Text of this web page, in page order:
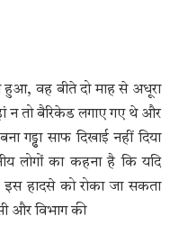
हुआ, वह बीते दो माह से अधूरा
न तो बैरिकेड लगाए गए थे और
गड्ढा साफ दिखाई नहीं दिया
लोगों का कहना है कि यदि
इस हादसे को रोका जा सकता
और विभाग की